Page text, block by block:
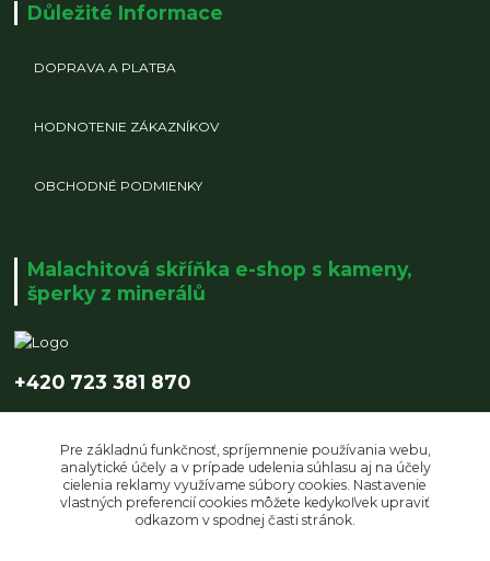
Důležité Informace
DOPRAVA A PLATBA
HODNOTENIE ZÁKAZNÍKOV
OBCHODNÉ PODMIENKY
Malachitová skříňka e-shop s kameny,
šperky z minerálů
+420 723 381 870
Pre základnú funkčnosť, spríjemnenie používania webu,
analytické účely a v prípade udelenia súhlasu aj na účely
cielenia reklamy využívame súbory cookies. Nastavenie
vlastných preferencií cookies môžete kedykoľvek upraviť
odkazom v spodnej časti stránok.